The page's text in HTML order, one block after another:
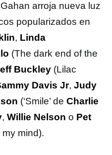
arroja nueva luz
popularizados en
, Linda
(The dark end of the
Buckley (Lilac
Davis Jr, Judy
(‘Smile’ de Charlie
, Willie Nelson o Pet
mind).